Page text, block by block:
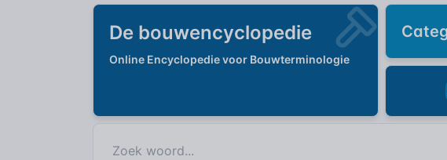
De bouwencyclopedie
Online Encyclopedie voor Bouwterminologie